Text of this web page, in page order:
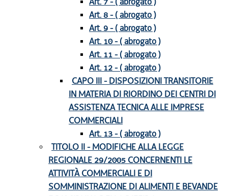
Art. 8 - ( abrogato )
Art. 9 - ( abrogato )
Art. 10 - ( abrogato )
Art. 11 - ( abrogato )
Art. 12 - ( abrogato )
CAPO III - DISPOSIZIONI TRANSITORIE
IN MATERIA DI RIORDINO DEI CENTRI DI
ASSISTENZA TECNICA ALLE IMPRESE
COMMERCIALI
Art. 13 - ( abrogato )
TITOLO II - MODIFICHE ALLA LEGGE
REGIONALE 29/2005 CONCERNENTI LE
ATTIVITÀ COMMERCIALI E DI
SOMMINISTRAZIONE DI ALIMENTI E BEVANDE